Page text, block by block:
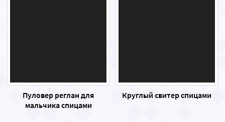
Пуловер реглан для
мальчика спицами
Круглый свитер спицами